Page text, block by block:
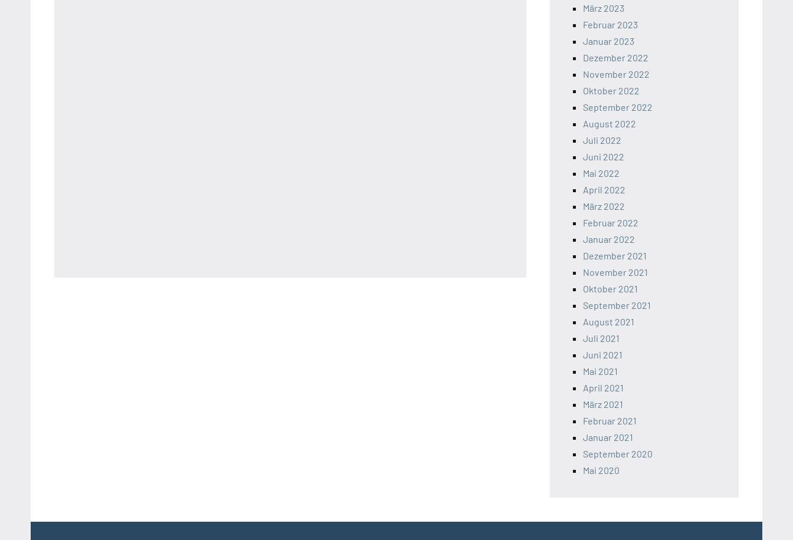
März 2023
Februar 2023
Januar 2023
Dezember 2022
November 2022
Oktober 2022
September 2022
August 2022
Juli 2022
Juni 2022
Mai 2022
April 2022
März 2022
Februar 2022
Januar 2022
Dezember 2021
November 2021
Oktober 2021
September 2021
August 2021
Juli 2021
Juni 2021
Mai 2021
April 2021
März 2021
Februar 2021
Januar 2021
September 2020
Mai 2020